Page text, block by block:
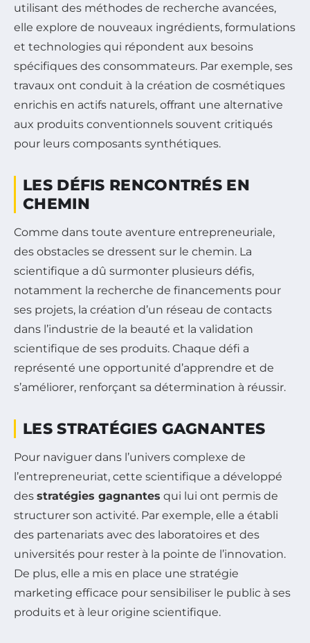
utilisant des méthodes de recherche avancées,
elle explore de nouveaux ingrédients, formulations
et technologies qui répondent aux besoins
spécifiques des consommateurs. Par exemple, ses
travaux ont conduit à la création de cosmétiques
enrichis en actifs naturels, offrant une alternative
aux produits conventionnels souvent critiqués
pour leurs composants synthétiques.
LES DÉFIS RENCONTRÉS EN
CHEMIN
Comme dans toute aventure entrepreneuriale,
des obstacles se dressent sur le chemin. La
scientifique a dû surmonter plusieurs défis,
notamment la recherche de financements pour
ses projets, la création d’un réseau de contacts
dans l’industrie de la beauté et la validation
scientifique de ses produits. Chaque défi a
représenté une opportunité d’apprendre et de
s’améliorer, renforçant sa détermination à réussir.
LES STRATÉGIES GAGNANTES
Pour naviguer dans l’univers complexe de
l’entrepreneuriat, cette scientifique a développé
des stratégies gagnantes qui lui ont permis de
structurer son activité. Par exemple, elle a établi
des partenariats avec des laboratoires et des
universités pour rester à la pointe de l’innovation.
De plus, elle a mis en place une stratégie
marketing efficace pour sensibiliser le public à ses
produits et à leur origine scientifique.